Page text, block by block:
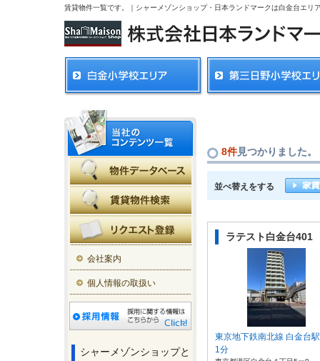
賃貸物件一覧です。｜シャーメゾンショップ・日本ランドマークは白金台エリ
8件見つかりました。
並べ替えをする
ラテスト白金台401
東京地下鉄南北線 白金台
1分
会社案内
個人情報の取扱い
シャーメゾンショップと